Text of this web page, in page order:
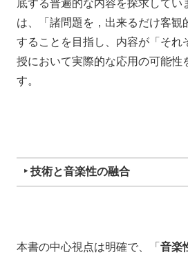
底する普遍的な内容を探求してい
は、「諸問題を，出来るだけ客観
することを目指し、内容が「それ
授において実際的な応用の可能性
す。
‣ 技術と音楽性の融合
本書の中心視点は明確で、「 音楽